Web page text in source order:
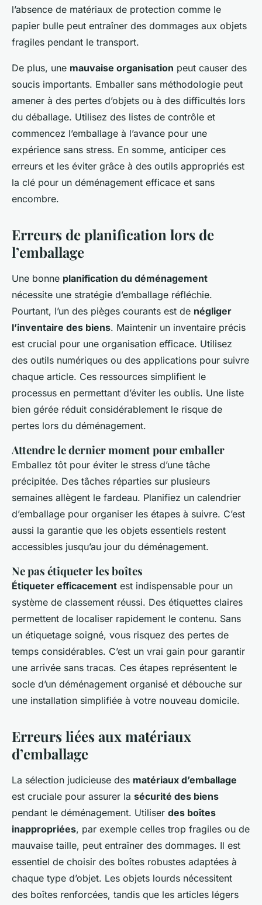
l’absence de matériaux de protection comme le
papier bulle peut entraîner des dommages aux objets
fragiles pendant le transport.
De plus, une mauvaise organisation peut causer des
soucis importants. Emballer sans méthodologie peut
amener à des pertes d’objets ou à des difficultés lors
du déballage. Utilisez des listes de contrôle et
commencez l’emballage à l’avance pour une
expérience sans stress. En somme, anticiper ces
erreurs et les éviter grâce à des outils appropriés est
la clé pour un déménagement efficace et sans
encombre.
Erreurs de planification lors de
l’emballage
Une bonne planification du déménagement
nécessite une stratégie d’emballage réfléchie.
Pourtant, l’un des pièges courants est de négliger
l’inventaire des biens. Maintenir un inventaire précis
est crucial pour une organisation efficace. Utilisez
des outils numériques ou des applications pour suivre
chaque article. Ces ressources simplifient le
processus en permettant d’éviter les oublis. Une liste
bien gérée réduit considérablement le risque de
pertes lors du déménagement.
Attendre le dernier moment pour emballer
Emballez tôt pour éviter le stress d’une tâche
précipitée. Des tâches réparties sur plusieurs
semaines allègent le fardeau. Planifiez un calendrier
d’emballage pour organiser les étapes à suivre. C’est
aussi la garantie que les objets essentiels restent
accessibles jusqu’au jour du déménagement.
Ne pas étiqueter les boîtes
Étiqueter efficacement est indispensable pour un
système de classement réussi. Des étiquettes claires
permettent de localiser rapidement le contenu. Sans
un étiquetage soigné, vous risquez des pertes de
temps considérables. C’est un vrai gain pour garantir
une arrivée sans tracas. Ces étapes représentent le
socle d’un déménagement organisé et débouche sur
une installation simplifiée à votre nouveau domicile.
Erreurs liées aux matériaux
d’emballage
La sélection judicieuse des matériaux d’emballage
est cruciale pour assurer la sécurité des biens
pendant le déménagement. Utiliser des boîtes
inappropriées, par exemple celles trop fragiles ou de
mauvaise taille, peut entraîner des dommages. Il est
essentiel de choisir des boîtes robustes adaptées à
chaque type d’objet. Les objets lourds nécessitent
des boîtes renforcées, tandis que les articles légers